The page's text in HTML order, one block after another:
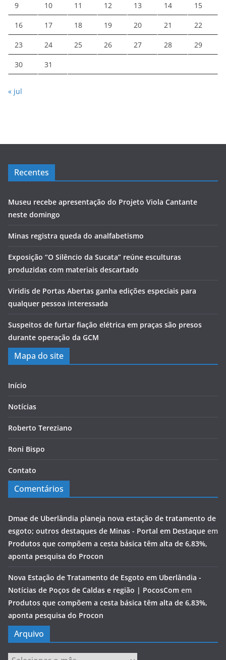
9 10 11 12 13 14 15
16 17 18 19 20 21 22
23 24 25 26 27 28 29
30 31
« jul
Recentes
Museu recebe apresentação do Projeto Viola Cantante
neste domingo
Minas registra queda do analfabetismo
Exposição “O Silêncio da Sucata” reúne esculturas
produzidas com materiais descartado
Viridis de Portas Abertas ganha edições especiais para
qualquer pessoa interessada
Suspeitos de furtar fiação elétrica em praças são presos
durante operação da GCM
Mapa do site
Início
Notícias
Roberto Tereziano
Roni Bispo
Contato
Comentários
Dmae de Uberlândia planeja nova estação de tratamento de
esgoto; outros destaques de Minas - Portal em Destaque em
Produtos que compõem a cesta básica têm alta de 6,83%,
aponta pesquisa do Procon
Nova Estação de Tratamento de Esgoto em Uberlândia -
Notícias de Poços de Caldas e região | PocosCom em
Produtos que compõem a cesta básica têm alta de 6,83%,
aponta pesquisa do Procon
Arquivo